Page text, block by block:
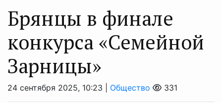
Брянцы в финале
конкурса «Семейной
Зарницы»
24 сентября 2025, 10:23 | Общество 331